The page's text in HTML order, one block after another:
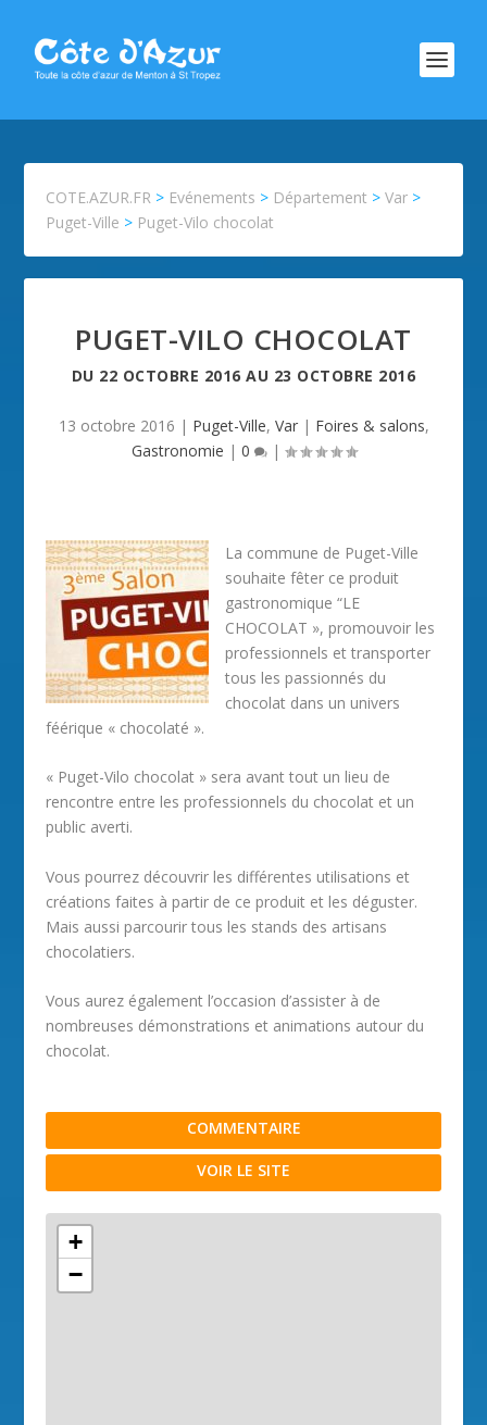
COTE.AZUR.FR > Evénements > Département >Var >
Puget-Ville > Puget-Vilo chocolat
PUGET-VILO CHOCOLAT
DU 22 OCTOBRE 2016 AU 23 OCTOBRE 2016
13 octobre 2016 | Puget-Ville, Var| Foires & salons,
Gastronomie | 0 |
La commune de Puget-Ville
souhaite fêter ce produit
gastronomique “LE
CHOCOLAT », promouvoir les
professionnels et transporter
tous les passionnés du
chocolat dans un univers
féérique « chocolaté ».
« Puget-Vilo chocolat » sera avant tout un lieu de
rencontre entre les professionnels du chocolat et un
public averti.
Vous pourrez découvrir les différentes utilisations et
créations faites à partir de ce produit et les déguster.
Mais aussi parcourir tous les stands des artisans
chocolatiers.
Vous aurez également l’occasion d’assister à de
nombreuses démonstrations et animations autour du
chocolat.
COMMENTAIRE
VOIR LE SITE
+
−